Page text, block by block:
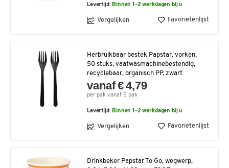
Levertijd: Binnen 1-2 werkdagen bij u
Vergelijken Favorietenlijst
Herbruikbaar bestek Papstar, vorken,
50 stuks, vaatwasmachinebestendig,
recyclebaar, organisch PP, zwart
vanaf € 4,79
per pak vanaf 5 pak
Levertijd: Binnen 1-2 werkdagen bij u
Vergelijken Favorietenlijst
Drinkbeker Papstar To Go, wegwerp,